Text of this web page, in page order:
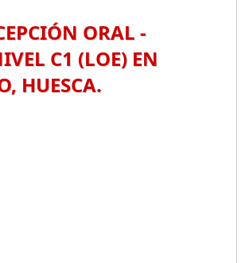
ORAL -
C1 (LOE) EN
HUESCA.